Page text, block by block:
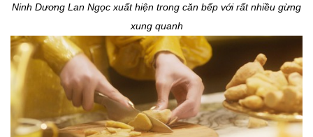
Ninh Dương Lan Ngọc xuất hiện trong căn bếp với rất nhiều gừng
xung quanh